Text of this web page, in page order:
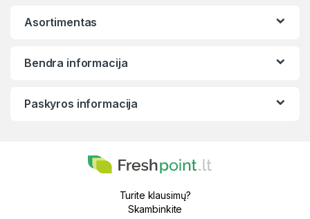
Asortimentas
Bendra informacija
Paskyros informacija
Turite klausimų?
Skambinkite